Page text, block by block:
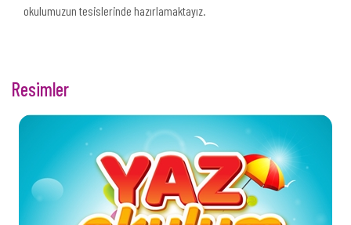
okulumuzun tesislerinde hazırlamaktayız.
Resimler